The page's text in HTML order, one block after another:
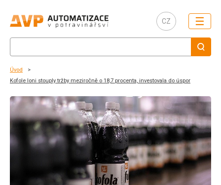
CZ ☰
Úvod
Kofole loni stouply tržby meziročně o 18,7 procenta, investovala do úspor